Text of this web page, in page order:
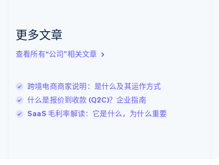
更多文章
查看所有“公司”相关文章
跨境电商商家说明：是什么及其运作方式
什么是报价到收款 (Q2C)？企业指南
SaaS 毛利率解读：它是什么，为什么重要
English
English
卢森堡
罗马尼亚
English